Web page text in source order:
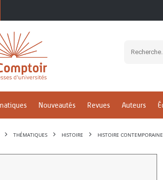
Nouveautés Revues Auteurs
THÉMATIQUES HISTOIRE HISTOIRE CONTEMPORAINE